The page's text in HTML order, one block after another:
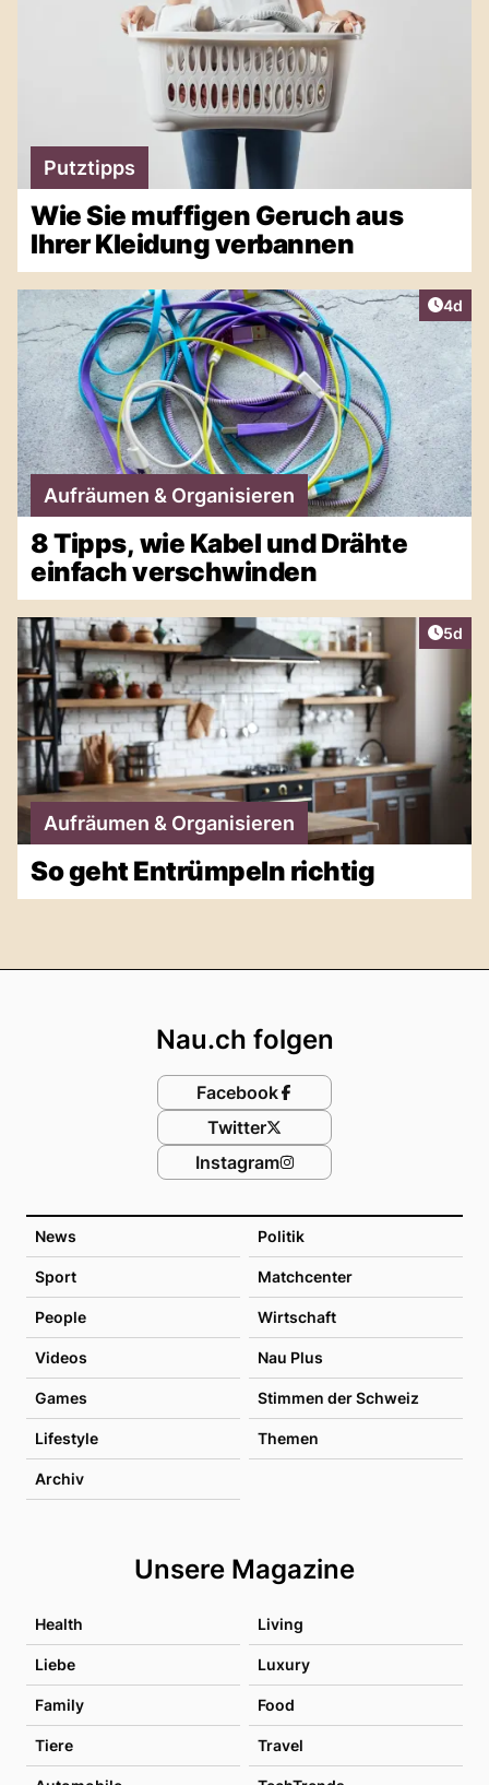
Putztipps
Wie Sie muffigen Geruch aus
Ihrer Kleidung verbannen
4d
Aufräumen & Organisieren
8 Tipps, wie Kabel und Drähte
einfach verschwinden
5d
Aufräumen & Organisieren
So geht Entrümpeln richtig
News Politik
Sport Matchcenter
People Wirtschaft
Videos Nau Plus
Games Stimmen der Schweiz
Lifestyle Themen
Archiv
Unsere Magazine
Health Living
Liebe Luxury
Family Food
Tiere Travel
Nau.ch folgen
Facebook
Twitter
Instagram